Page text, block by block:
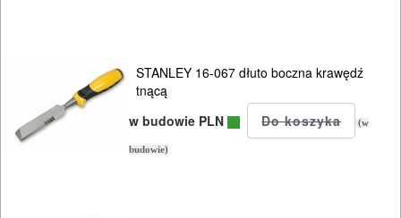
STANLEY 16-067 dłuto boczna krawędź
tnącą
w budowie PLN
(w
budowie)